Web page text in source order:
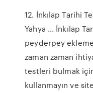
12. İnkılap Tarihi
Yahya ... İnkılap
peyderpey
zaman zaman
testleri bulmak
kullanmayın ve